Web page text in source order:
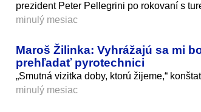
prezident Peter Pellegrini po rokovaní s
minulý mesiac
Maroš Žilinka: Vyhrážajú sa mi
prehľadať pyrotechnici
„Smutná vizitka doby, ktorú žijeme,“
minulý mesiac